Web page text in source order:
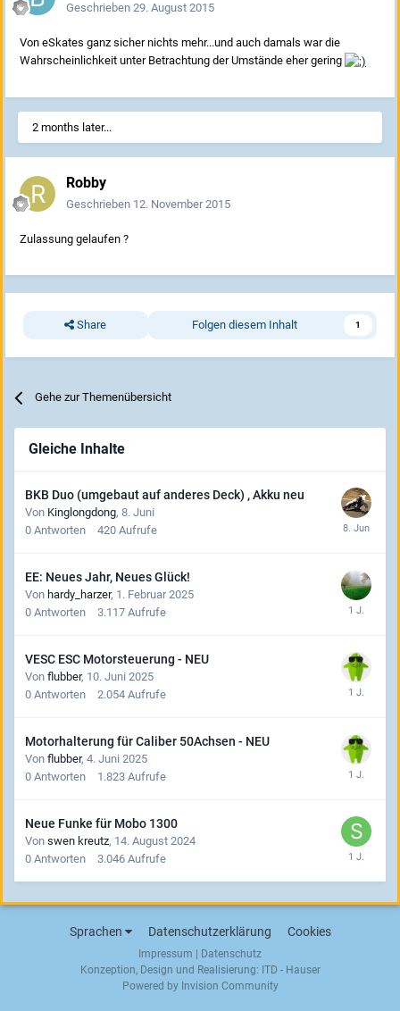
Geschrieben 29. August 2015
Von eSkates ganz sicher nichts mehr...und auch damals war die
Wahrscheinlichkeit unter Betrachtung der Umstände eher gering
2 months later...
Robby
Geschrieben 12. November 2015
Zulassung gelaufen ?
Share Folgen diesem Inhalt 1
Gehe zur Themenübersicht
Gleiche Inhalte
BKB Duo (umgebaut auf anderes Deck) , Akku neu
Von Kinglongdong, 8. Juni
0 Antworten 420 Aufrufe
EE: Neues Jahr, Neues Glück!
Von hardy_harzer, 1. Februar 2025
0 Antworten 3.117 Aufrufe
VESC ESC Motorsteuerung - NEU
Von flubber, 10. Juni 2025
0 Antworten 2.054 Aufrufe
Motorhalterung für Caliber 50Achsen - NEU
Von flubber, 4. Juni 2025
0 Antworten 1.823 Aufrufe
Neue Funke für Mobo 1300
Von swen kreutz, 14. August 2024
0 Antworten 3.046 Aufrufe
Sprachen Datenschutzerklärung Cookies
Impressum
Datenschutz
Konzeption, Design und Realisierung: ITD - Hauser
Powered by Invision Community